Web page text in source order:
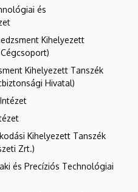
és
Kihelyezett
Kihelyezett Tanszék
Hivatal)
Kihelyezett Tanszék
Zrt.)
és Precíziós Technológiai